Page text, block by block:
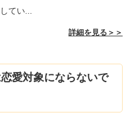
てい...
詳細を見る＞＞
愛対象にならないで